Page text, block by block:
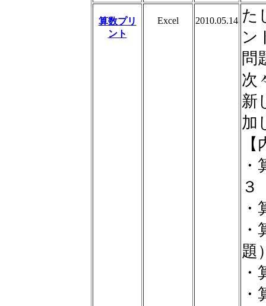
算数プリ
ント
Excel 2010.05.14 た
ン
問
次
新
加
３
題